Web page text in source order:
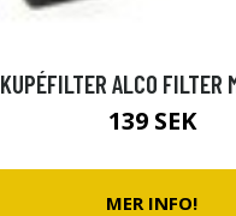
KUPÉFILTER ALCO FILTER
139 SEK
MER INFO!